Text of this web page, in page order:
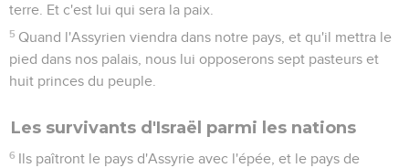
terre. Et c'est lui qui sera la paix.
5 Quand l'Assyrien viendra dans notre pays, et qu'il mettra le
pied dans nos palais, nous lui opposerons sept pasteurs et
huit princes du peuple.
Les survivants d'Israël parmi les nations
6 Ils paîtront le pays d'Assyrie avec l'épée, et le pays de